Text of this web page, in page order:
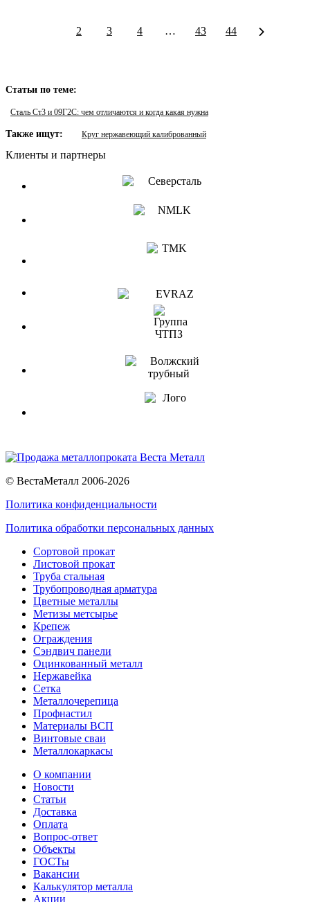
2 3 4 … 43 44
Статьи по теме:
Сталь Ст3 и 09Г2С: чем отличаются и когда какая нужна
Также ищут: Круг нержавеющий калиброванный
Клиенты и партнеры
© ВестаМеталл 2006-2026
Политика конфиденциальности
Политика обработки персональных данных
Сортовой прокат
Листовой прокат
Труба стальная
Трубопроводная арматура
Цветные металлы
Метизы метсырье
Крепеж
Ограждения
Сэндвич панели
Оцинкованный металл
Нержавейка
Сетка
Металлочерепица
Профнастил
Материалы ВСП
Винтовые сваи
Металлокаркасы
О компании
Новости
Статьи
Доставка
Оплата
Вопрос-ответ
Объекты
ГОСТы
Вакансии
Калькулятор металла
Акции